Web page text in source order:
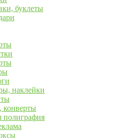
буклеты
наклейки
конверты
полиграфия